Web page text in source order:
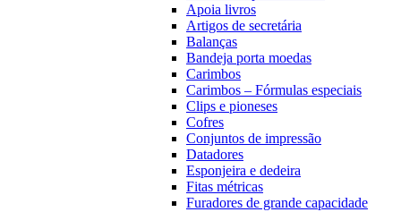
Apoia livros
Artigos de secretária
Balanças
Bandeja porta moedas
Carimbos
Carimbos – Fórmulas especiais
Clips e pioneses
Cofres
Conjuntos de impressão
Datadores
Esponjeira e dedeira
Fitas métricas
Furadores de grande capacidade